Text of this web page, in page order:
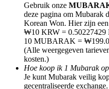
BTC Welcome Rewards
Deposit & Trade BTC to
Gebruik onze
deze pagina om Mubarak
Korean Won. Hier zijn
₩10 KRW =
10 MUBARAK =
(Alle weergegeven
kosten.)
Hoe koop ik 1 Mubarak
Je kunt Mubarak veilig
gecentraliseerde exchange.